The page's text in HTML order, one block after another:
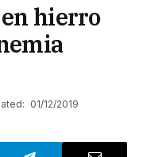
hierro
01/12/2019